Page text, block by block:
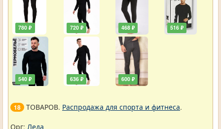
780 ₽
540 ₽
720 ₽
636 ₽
468 ₽
600 ₽
516 ₽
18 ТОВАРОВ. Распродажа для спорта и фитнеса.
Орг: Леда